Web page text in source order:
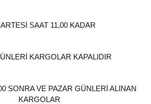
SAAT 11,00 KADAR
KARGOLAR KAPALIDIR
SONRA VE PAZAR GÜNLERİ ALINAN
KARGOLAR